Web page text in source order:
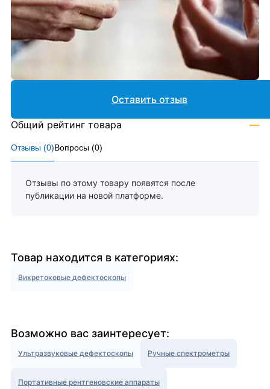
Отзывы (0)Вопросы (0)
Отзывы по этому товару появятся после
публикации на новой платформе.
Оставить отзыв
Общий рейтинг товара —
Товар находится в категориях:
Вихретоковые дефектоскопы
Возможно вас заинтересует:
Ультразвуковые дефектоскопы Ручные спектрометры
Портативные рентгеновские аппараты